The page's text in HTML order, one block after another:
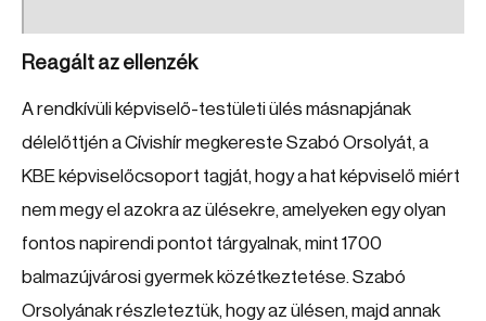
Reagált az ellenzék
A rendkívüli képviselő-testületi ülés másnapjának
délelőttjén a Cívishír megkereste Szabó Orsolyát, a
KBE képviselőcsoport tagját, hogy a hat képviselő miért
nem megy el azokra az ülésekre, amelyeken egy olyan
fontos napirendi pontot tárgyalnak, mint 1700
balmazújvárosi gyermek közétkeztetése. Szabó
Orsolyának részleteztük, hogy az ülésen, majd annak